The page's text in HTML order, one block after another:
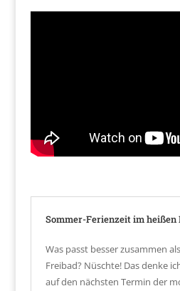
Sommer-Ferienzeit im heißen
Was passt besser zusammen
Freibad? Nüschte! Das denke
auf den nächsten Termin der